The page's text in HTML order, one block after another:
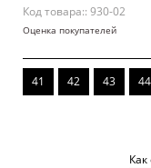
Код товара:: 930-02
Оценка покупателей
41 42 43 44